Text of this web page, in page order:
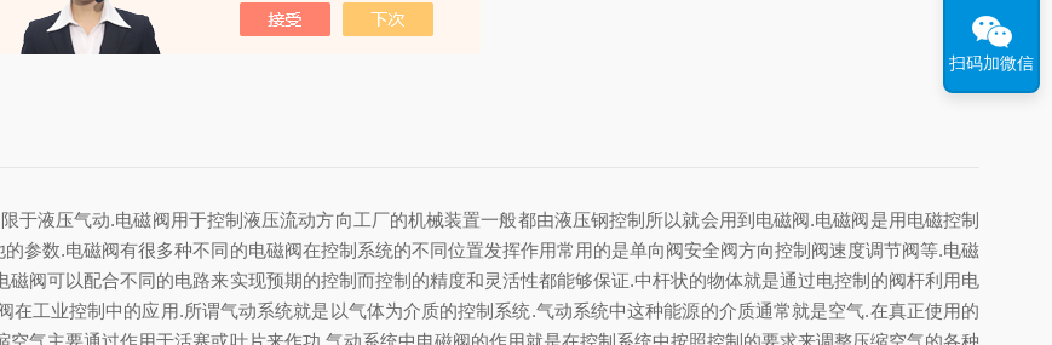
于液压气动.电磁阀用于控制液压流动方向工厂的机械装置一般都由液压钢控制所以就会用到电磁阀.电磁阀是用电磁控制
参数.电磁阀有很多种不同的电磁阀在控制系统的不同位置发挥作用常用的是单向阀安全阀方向控制阀速度调节阀等.电磁
阀可以配合不同的电路来实现预期的控制而控制的精度和灵活性都能够保证.中杆状的物体就是通过电控制的阀杆利用电
工业控制中的应用.所谓气动系统就是以气体为介质的控制系统.气动系统中这种能源的介质通常就是空气.在真正使用的
气主要通过作用于活塞或叶片来作功.气动系统中电磁阀的作用就是在控制系统中按照控制的要求来调整压缩空气的各种
扫码加微信